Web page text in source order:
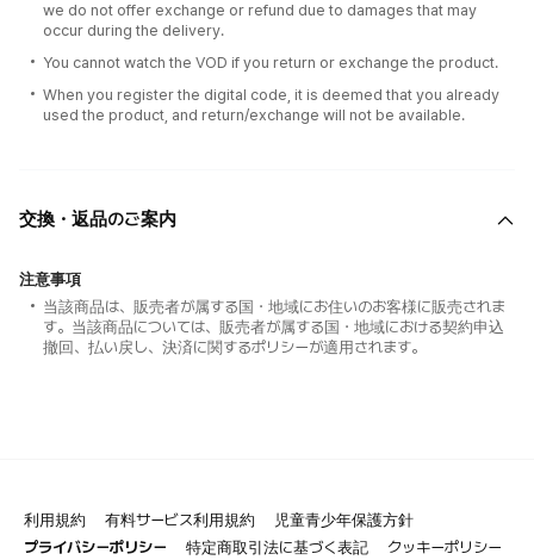
we do not offer exchange or refund due to damages that may
occur during the delivery.
You cannot watch the VOD if you return or exchange the product.
When you register the digital code, it is deemed that you already
used the product, and return/exchange will not be available.
交換・返品のご案内
注意事項
当該商品は、販売者が属する国・地域にお住いのお客様に販売されま
す。当該商品については、販売者が属する国・地域における契約申込
撤回、払い戻し、決済に関するポリシーが適用されます。
利用規約 有料サービス利用規約
児童青少年保護方針
プライバシーポリシー
特定商取引法に基づく表記
クッキーポリシー